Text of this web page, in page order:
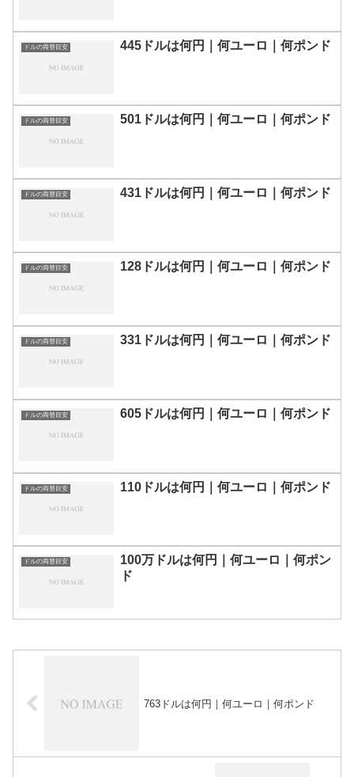
ドルの両替目安 445ドルは何円｜何ユーロ｜何ポンド
ドルの両替目安 501ドルは何円｜何ユーロ｜何ポンド
ドルの両替目安 431ドルは何円｜何ユーロ｜何ポンド
ドルの両替目安 128ドルは何円｜何ユーロ｜何ポンド
ドルの両替目安 331ドルは何円｜何ユーロ｜何ポンド
ドルの両替目安 605ドルは何円｜何ユーロ｜何ポンド
ドルの両替目安 110ドルは何円｜何ユーロ｜何ポンド
ドルの両替目安
100万ドルは何円｜何ユーロ｜何ポン
ド
763ドルは何円｜何ユーロ｜何ポンド